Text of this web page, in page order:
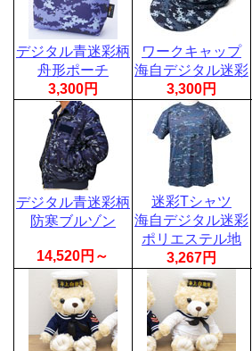
デジタル青迷彩柄
舟形ポーチ
3,300円
ワークキャップ
海自デジタル迷彩
3,300円
デジタル青迷彩柄
防寒ブルゾン
14,520円～
迷彩Tシャツ
海自デジタル迷彩
ポリエステル地
3,267円